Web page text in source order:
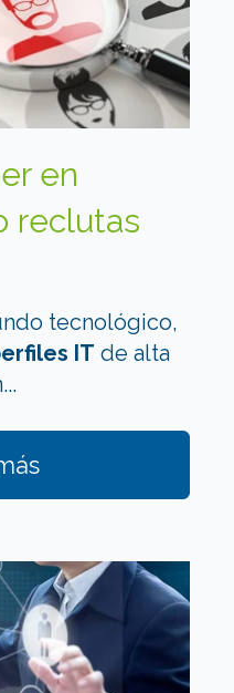
en
reclutas
tecnológico,
IT de alta